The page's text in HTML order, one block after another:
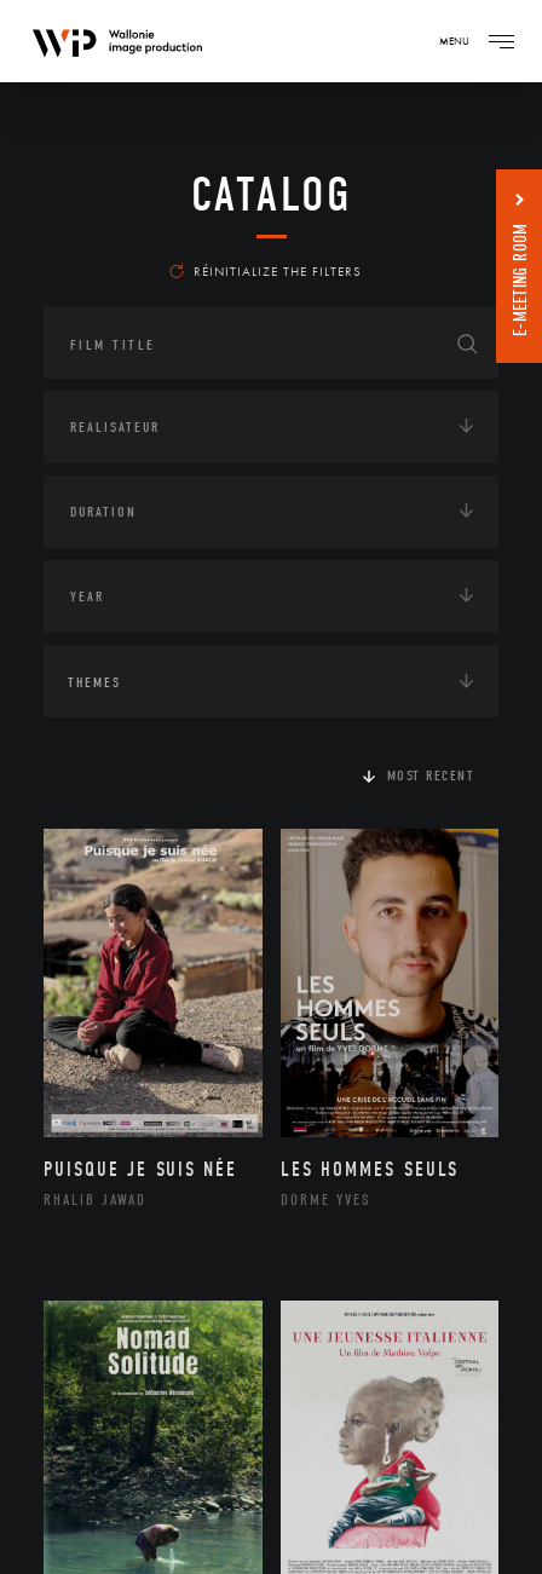
MENU
CATALOG
RÉINITIALIZE THE FILTERS
THEMES
MOST RECENT
PUISQUE JE SUIS NÉE
RHALIB JAWAD
LES HOMMES SEULS
DORME YVES
E-MEETING ROOM